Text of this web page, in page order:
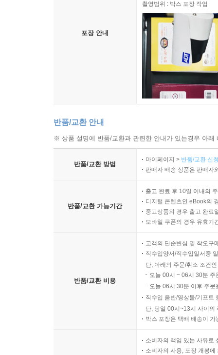
포장 안내
촬영범위 : 박스 포장 작업
반품/교환 안내
※ 상품 설명에 반품/교환과 관련한 안내가 있는경우 아
반품/교환 방법
마이페이지 > 반품/교환 신
판매자 배송 상품은 판매자
반품/교환 가능기간
출고 완료 후 10일 이내의
디지털 콘텐츠인 eBook의
중고상품의 경우 출고 완료
모바일 쿠폰의 경우 유효기
반품/교환 비용
고객의 단순변심 및 착오구
직수입양서/직수입일서중
단, 아래의 주문/취소 조건
오늘 00시 ~ 06시 30분
오늘 06시 30분 이후 주
직수입 음반/영상물/기프트
단, 당일 00시~13시 사이의
박스 포장은 택배 배송이
소비자의 책임 있는 사유로
소비자의 사용, 포장 개봉